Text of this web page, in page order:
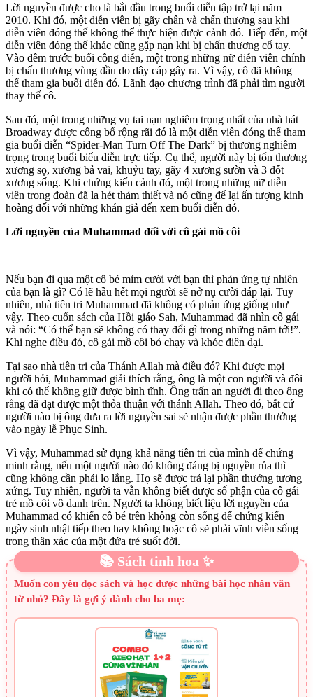
Lời nguyền được cho là bắt đầu trong buổi diễn tập trở lại năm
2010. Khi đó, một diễn viên bị gãy chân và chấn thương sau khi
diễn viên đóng thế không thể thực hiện được cảnh đó. Tiếp đến, một
diễn viên đóng thế khác cũng gặp nạn khi bị chấn thương cổ tay.
Vào đêm trước buổi công diễn, một trong những nữ diễn viên chính
bị chấn thương vùng đầu do dây cáp gây ra. Vì vậy, cô đã không
thể tham gia buổi diễn đó. Lãnh đạo chương trình đã phải tìm người
thay thế cô.
Sau đó, một trong những vụ tai nạn nghiêm trọng nhất của nhà hát
Broadway được công bố rộng rãi đó là một diễn viên đóng thế tham
gia buổi diễn “Spider-Man Turn Off The Dark” bị thương nghiêm
trọng trong buổi biểu diễn trực tiếp. Cụ thể, người này bị tổn thương
xương sọ, xương bả vai, khuỷu tay, gãy 4 xương sườn và 3 đốt
xương sống. Khi chứng kiến cảnh đó, một trong những nữ diễn
viên trong đoàn đã la hét thảm thiết và nó cũng để lại ấn tượng kinh
hoàng đối với những khán giả đến xem buổi diễn đó.
Lời nguyền của Muhammad đối với cô gái mồ côi
Nếu bạn đi qua một cô bé mỉm cười với bạn thì phản ứng tự nhiên
của bạn là gì? Có lẽ hầu hết mọi người sẽ nở nụ cười đáp lại. Tuy
nhiên, nhà tiên tri Muhammad đã không có phản ứng giống như
vậy. Theo cuốn sách của Hồi giáo Sah, Muhammad đã nhìn cô gái
và nói: “Có thể bạn sẽ không có thay đổi gì trong những năm tới!”.
Khi nghe điều đó, cô gái mồ côi bỏ chạy và khóc điên dại.
Tại sao nhà tiên tri của Thánh Allah mà điều đó? Khi được mọi
người hỏi, Muhammad giải thích rằng, ông là một con người và đôi
khi có thể không giữ được bình tĩnh. Ông trấn an người đi theo ông
rằng đã đạt được một thỏa thuận với thánh Allah. Theo đó, bất cứ
người nào bị ông đưa ra lời nguyền sai sẽ nhận được phần thưởng
vào ngày lễ Phục Sinh.
Vì vậy, Muhammad sử dụng khả năng tiên tri của mình để chứng
minh rằng, nếu một người nào đó không đáng bị nguyền rủa thì
cũng không cần phải lo lắng. Họ sẽ được trả lại phần thưởng tương
xứng. Tuy nhiên, người ta vẫn không biết được số phận của cô gái
trẻ mồ côi vô danh trên. Người ta không biết liệu lời nguyền của
Muhammad có khiến cô bé trên không còn sống để chứng kiến
ngày sinh nhật tiếp theo hay không hoặc cô sẽ phải vĩnh viễn sống
trong thân xác của một đứa trẻ suốt đời.
📚 Sách tinh hoa ✨
Muốn con yêu đọc sách và học được những bài học nhân văn
từ nhỏ? Đây là gợi ý dành cho ba mẹ: